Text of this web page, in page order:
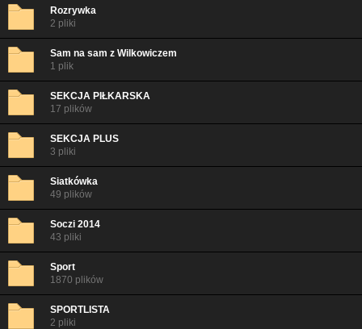
Rozrywka
2 pliki
Sam na sam z Wilkowiczem
1 plik
SEKCJA PIŁKARSKA
17 plików
SEKCJA PLUS
3 pliki
Siatkówka
49 plików
Soczi 2014
43 pliki
Sport
1870 plików
SPORTLISTA
2 pliki